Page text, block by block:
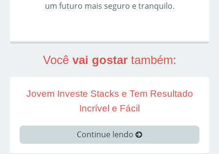
um futuro mais seguro e tranquilo.
Você vai gostartambém:
Jovem Investe Stacks e Tem Resultado
Incrível e Fácil
Continue lendo